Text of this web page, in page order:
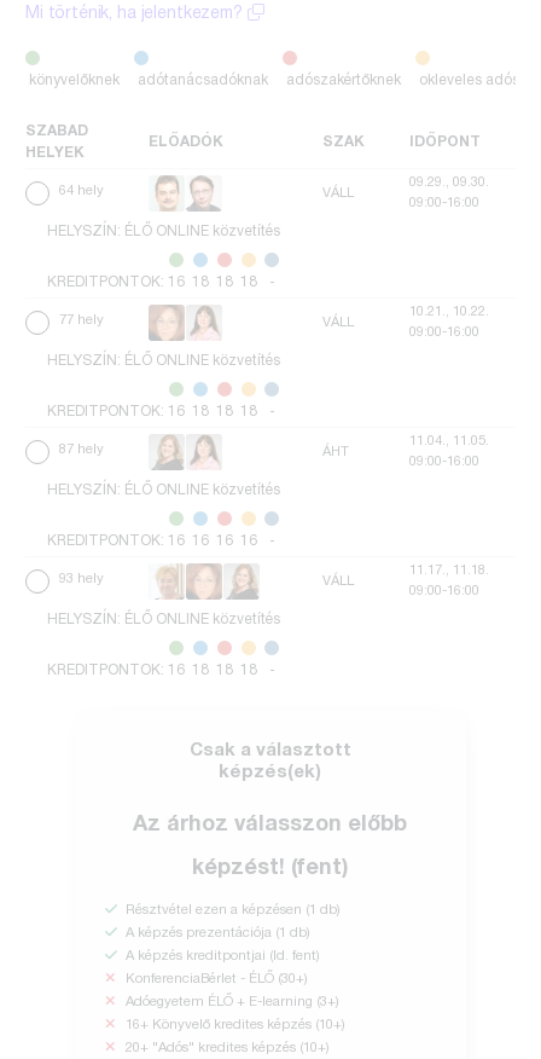
Mi történik, ha jelentkezem?